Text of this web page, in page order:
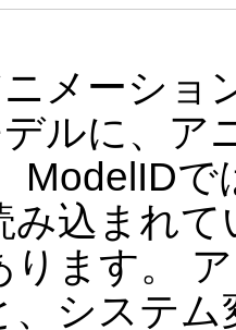
メーショ
ルに、ア
ModelID
み込まれ
ります。
、システ